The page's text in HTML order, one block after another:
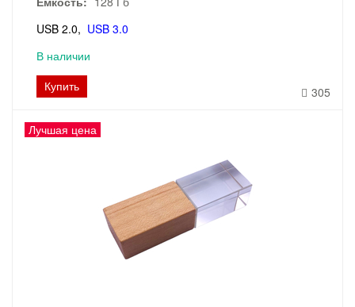
USB 2.0
USB 3.0
В наличии
Купить
305
Лучшая цена